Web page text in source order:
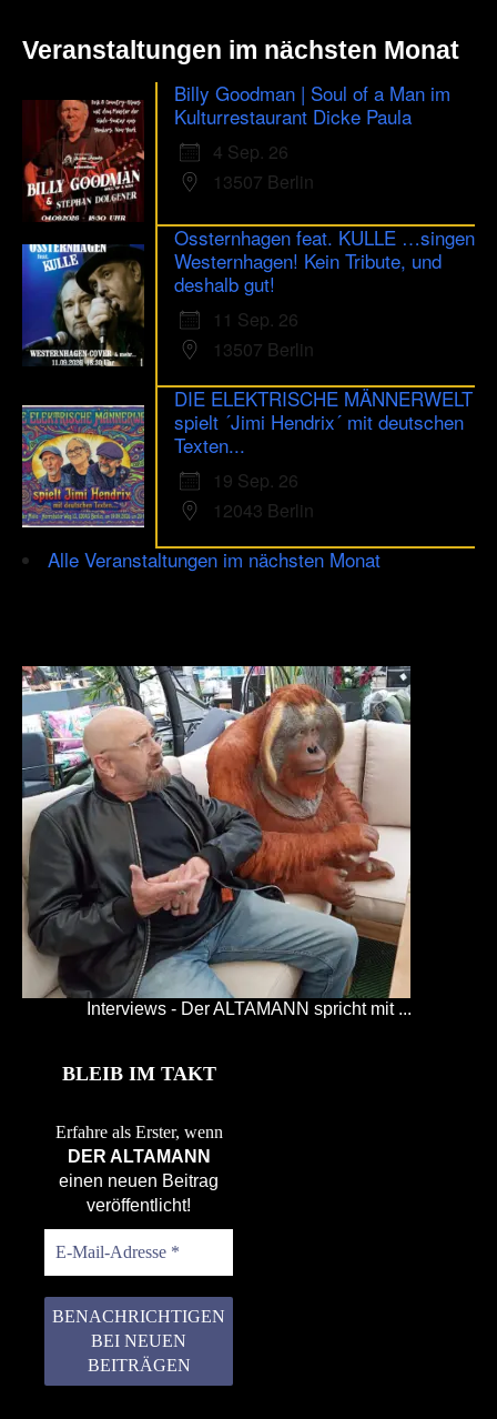
Veranstaltungen im nächsten Monat
Billy Goodman | Soul of a Man im
Kulturrestaurant Dicke Paula
4 Sep. 26
13507 Berlin
Ossternhagen feat. KULLE …singen
Westernhagen! Kein Tribute, und
deshalb gut!
11 Sep. 26
13507 Berlin
DIE ELEKTRISCHE MÄNNERWELT
spielt ´Jimi Hendrix´ mit deutschen
Texten...
19 Sep. 26
12043 Berlin
Alle Veranstaltungen im nächsten Monat
Interviews - Der ALTAMANN spricht mit ...
BLEIB IM TAKT
Erfahre als Erster, wenn
DER ALTAMANN
einen neuen Beitrag
veröffentlicht!